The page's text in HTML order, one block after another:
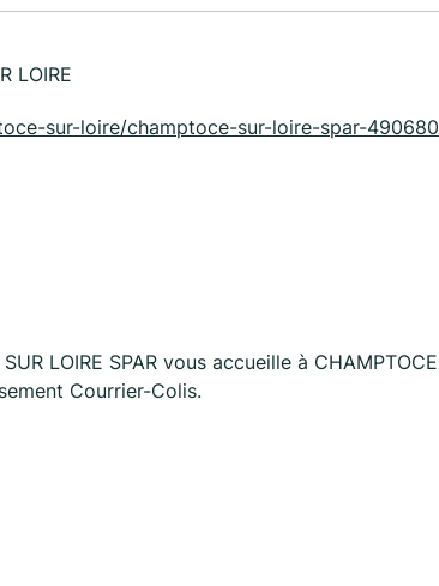
LOIRE
sur-loire/champtoce-sur-loire-spar-490680
LOIRE SPAR vous accueille à CHAMPTOCE
Courrier-Colis.